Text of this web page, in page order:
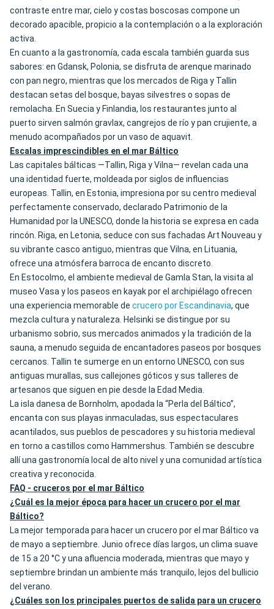
contraste entre mar, cielo y costas boscosas compone un
decorado apacible, propicio a la contemplación o a la exploración
activa.
En cuanto a la gastronomía, cada escala también guarda sus
sabores: en Gdansk, Polonia, se disfruta de arenque marinado
con pan negro, mientras que los mercados de Riga y Tallin
destacan setas del bosque, bayas silvestres o sopas de
remolacha. En Suecia y Finlandia, los restaurantes junto al
puerto sirven salmón gravlax, cangrejos de río y pan crujiente, a
menudo acompañados por un vaso de aquavit.
Escalas imprescindibles en el mar Báltico
Las capitales bálticas —Tallin, Riga y Vilna— revelan cada una
una identidad fuerte, moldeada por siglos de influencias
europeas. Tallin, en Estonia, impresiona por su centro medieval
perfectamente conservado, declarado Patrimonio de la
Humanidad por la UNESCO, donde la historia se expresa en cada
rincón. Riga, en Letonia, seduce con sus fachadas Art Nouveau y
su vibrante casco antiguo, mientras que Vilna, en Lituania,
ofrece una atmósfera barroca de encanto discreto.
En Estocolmo, el ambiente medieval de Gamla Stan, la visita al
museo Vasa y los paseos en kayak por el archipiélago ofrecen
una experiencia memorable de crucero por Escandinavia, que
mezcla cultura y naturaleza. Helsinki se distingue por su
urbanismo sobrio, sus mercados animados y la tradición de la
sauna, a menudo seguida de encantadores paseos por bosques
cercanos. Tallin te sumerge en un entorno UNESCO, con sus
antiguas murallas, sus callejones góticos y sus talleres de
artesanos que siguen en pie desde la Edad Media.
La isla danesa de Bornholm, apodada la “Perla del Báltico”,
encanta con sus playas inmaculadas, sus espectaculares
acantilados, sus pueblos de pescadores y su historia medieval
en torno a castillos como Hammershus. También se descubre
allí una gastronomía local de alto nivel y una comunidad artística
creativa y reconocida.
FAQ - cruceros por el mar Báltico
¿Cuál es la mejor época para hacer un crucero por el mar
Báltico?
La mejor temporada para hacer un crucero por el mar Báltico va
de mayo a septiembre. Junio ofrece días largos, un clima suave
de 15 a 20 °C y una afluencia moderada, mientras que mayo y
septiembre brindan un ambiente más tranquilo, lejos del bullicio
del verano.
¿Cuáles son los principales puertos de salida para un crucero